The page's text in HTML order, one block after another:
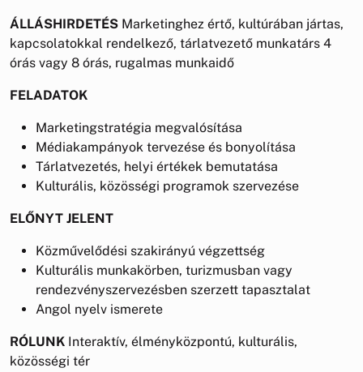
ÁLLÁSHIRDETÉS Marketinghez értő, kultúrában jártas,
kapcsolatokkal rendelkező, tárlatvezető munkatárs 4
órás vagy 8 órás, rugalmas munkaidő
FELADATOK
Marketingstratégia megvalósítása
Médiakampányok tervezése és bonyolítása
Tárlatvezetés, helyi értékek bemutatása
Kulturális, közösségi programok szervezése
ELŐNYT JELENT
Közművelődési szakirányú végzettség
Kulturális munkakörben, turizmusban vagy
rendezvényszervezésben szerzett tapasztalat
Angol nyelv ismerete
RÓLUNK Interaktív, élményközpontú, kulturális,
közösségi tér